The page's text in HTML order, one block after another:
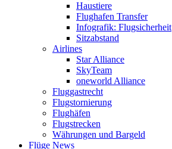
Haustiere
Flughafen Transfer
Infografik: Flugsicherheit
Sitzabstand
Airlines
Star Alliance
SkyTeam
oneworld Alliance
Fluggastrecht
Flugstornierung
Flughäfen
Flugstrecken
Währungen und Bargeld
Flüge News